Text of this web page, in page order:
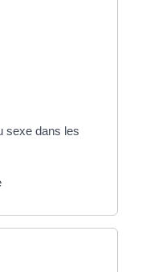
sexe dans les